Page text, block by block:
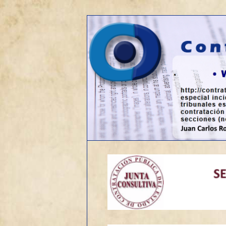
Contrato de
Web sobre contratación pública
Ir
al
contenido